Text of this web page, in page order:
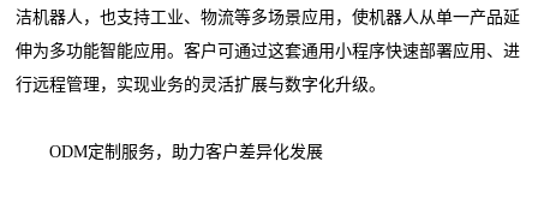
洁机器人，也支持工业、物流等多场景应用，使机器人从单一产品延
伸为多功能智能应用。客户可通过这套通用小程序快速部署应用、进
行远程管理，实现业务的灵活扩展与数字化升级。
ODM定制服务，助力客户差异化发展